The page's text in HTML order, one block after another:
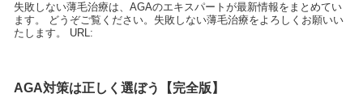
失敗しない薄毛治療は、AGAのエキスパートが最新情報をまとめてい
ます。 どうぞご覧ください。失敗しない薄毛治療をよろしくお願いい
たします。 URL:
AGA対策は正しく選ぼう【完全版】